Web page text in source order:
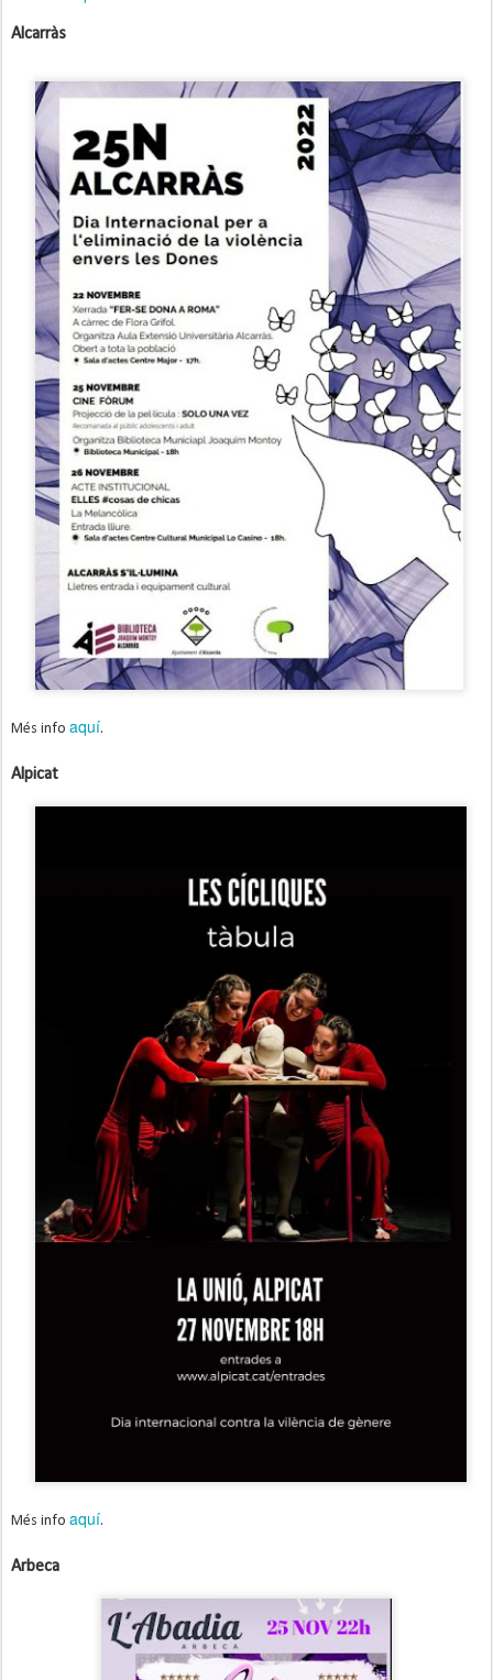
Alcarràs
Més info aquí.
Alpicat
Més info aquí.
Arbeca